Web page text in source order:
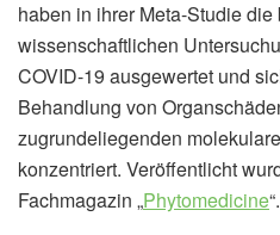
haben in ihrer Meta-Studie
wissenschaftlichen
COVID-19 ausgewertet und
Behandlung von
zugrundeliegenden
konzentriert. Veröffentlicht
Fachmagazin „Phytomedicine“.